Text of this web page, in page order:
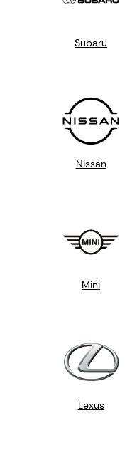
Subaru
Nissan
Mini
Lexus